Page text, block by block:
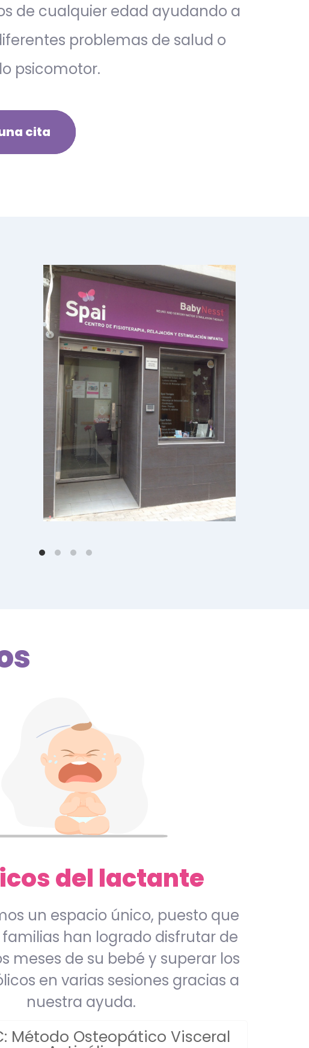
de cualquier edad ayudando a
problemas de salud o
psicomotor.
cita
del lactante
un espacio único, puesto que
han logrado disfrutar de
meses de su bebé y superar los
en varias sesiones gracias a
nuestra ayuda.
Método Osteopático Visceral